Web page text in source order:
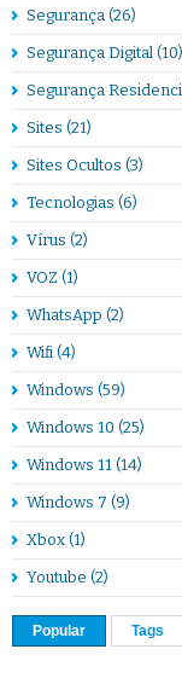
Segurança (26)
Segurança Digital (10)
Segurança
Sites (21)
Sites Ocultos (3)
Tecnologias (6)
Vírus (2)
VOZ (1)
WhatsApp (2)
Wifi (4)
Windows (59)
Windows 10 (25)
Windows 11 (14)
Windows 7 (9)
Xbox (1)
Youtube (2)
Popular Tags